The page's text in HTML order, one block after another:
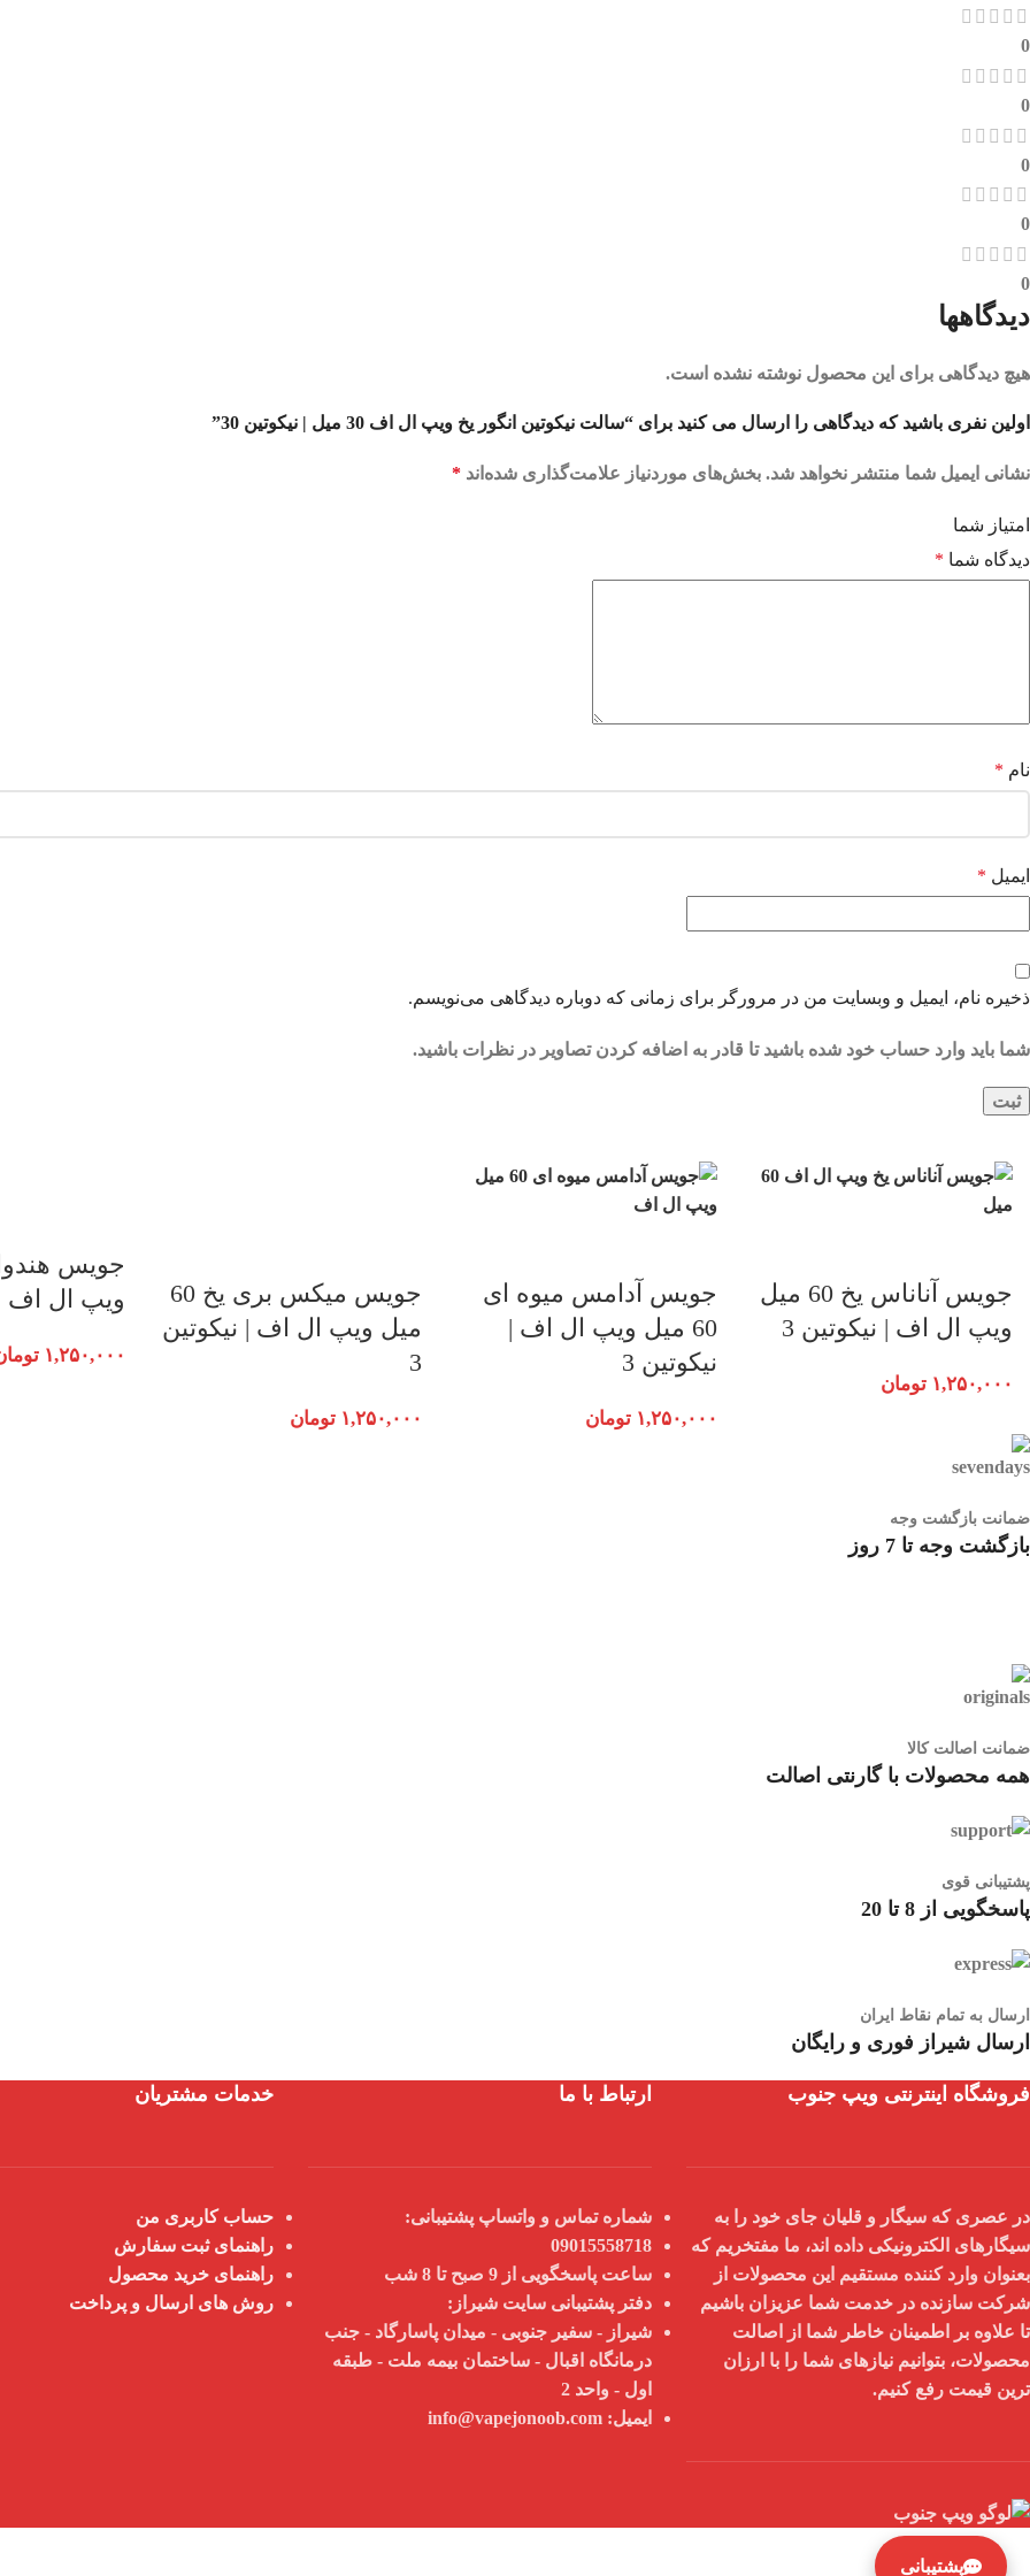
0
0
0
0
0
دیدگاهها
هیچ دیدگاهی برای این محصول نوشته نشده است.
اولین نفری باشید که دیدگاهی را ارسال می کنید برای “سالت نیکوتین انگور یخ ویپ ال اف 30 میل | نیکوتین 30”
نشانی ایمیل شما منتشر نخواهد شد. بخش‌های موردنیاز علامت‌گذاری شده‌اند *
امتیاز شما
دیدگاه شما *
نام *
ایمیل *
ذخیره نام، ایمیل و وبسایت من در مرورگر برای زمانی که دوباره دیدگاهی می‌نویسم.
شما باید وارد حساب خود شده باشید تا قادر به اضافه کردن تصاویر در نظرات باشید.
جویس آناناس یخ 60 میل
ویپ ال اف | نیکوتین 3
۱,۲۵۰,۰۰۰ تومان
جویس آدامس میوه ای
60 میل ویپ ال اف |
نیکوتین 3
۱,۲۵۰,۰۰۰ تومان
جویس میکس بری یخ 60
میل ویپ ال اف | نیکوتین
3
۱,۲۵۰,۰۰۰ تومان
ویپ ال اف |
۱,۲۵۰,۰۰۰
ضمانت بازگشت وجه
بازگشت وجه تا 7 روز
ضمانت اصالت کالا
همه محصولات با گارنتی اصالت
پشتیبانی قوی
پاسخگویی از 8 تا 20
ارسال به تمام نقاط ایران
ارسال شیراز فوری و رایگان
فروشگاه اینترنتی ویپ جنوب
در عصری که سیگار و قلیان جای خود را به
سیگارهای الکترونیکی داده اند، ما مفتخریم که
بعنوان وارد کننده مستقیم این محصولات از
شرکت سازنده در خدمت شما عزیزان باشیم
تا علاوه بر اطمینان خاطر شما از
اصالت
محصولات، بتوانیم نیازهای شما را با ارزان
ترین قیمت رفع کنیم.
ارتباط با ما
شماره تماس و واتساپ پشتیبانی:
09015558718
ساعت پاسخگویی از 9 صبح تا 8 شب
دفتر پشتیبانی سایت شیراز:
شیراز - سفیر جنوبی - میدان پاسارگاد - جنب
درمانگاه اقبال - ساختمان بیمه ملت - طبقه
اول - واحد 2
ایمیل:
خدمات مشتریان
حساب کاربری من
راهنمای ثبت سفارش
راهنمای خرید محصول
روش های ارسال و پرداخت
پشتیبانی